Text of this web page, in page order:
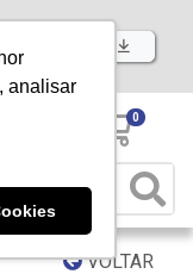
analisar
já nosso APP
0
VOLTAR